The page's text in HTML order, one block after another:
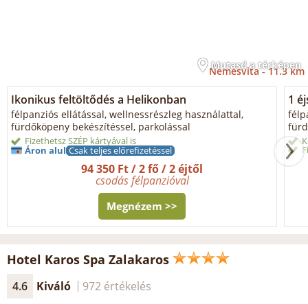
Mutasd a térképen
Nemesvita -11.3 km
Ikonikus feltöltődés a Helikonban
félpanziós ellátással, wellnessrészleg használattal,
fürdőköpeny bekészítéssel, parkolással
Fizethetsz SZÉP kártyával is
Áron alul Csak teljes előrefizetéssel
94 350 Ft / 2 fő / 2 éjtől
csodás félpanzióval
Megnézem >>
1
Hotel Karos Spa Zalakaros
4.6 Kiváló 972 értékelés